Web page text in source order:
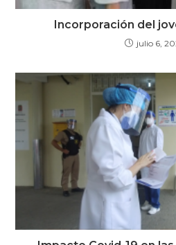
Incorporación del
julio 6,